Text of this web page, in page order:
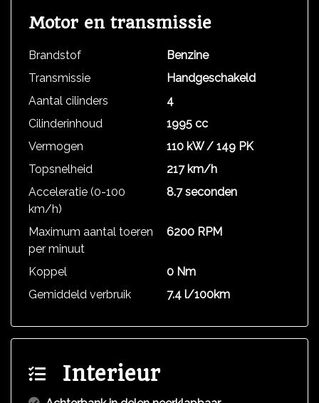
Motor en transmissie
Brandstof
Benzine
Transmissie
Handgeschakeld
Aantal cilinders
4
Cilinderinhoud
1995 cc
Vermogen
110 kW / 149 PK
Topsnelheid
217 km/h
Acceleratie (0-100
km/h)
8.7 seconden
Maximum aantal toeren
per minuut
6200 RPM
Koppel
0 Nm
Gemiddeld verbruik
7.4 l/100km
Interieur